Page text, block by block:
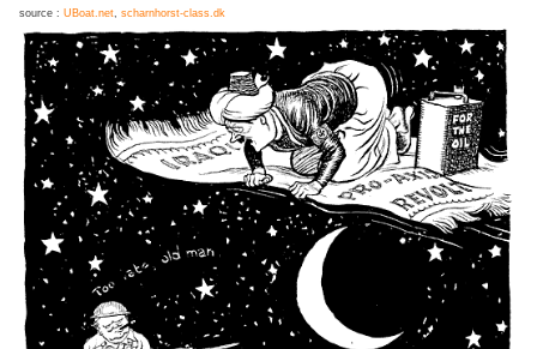
source : UBoat.net scharnhorst-class.dk